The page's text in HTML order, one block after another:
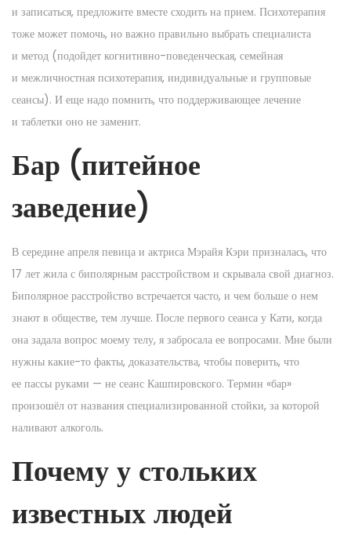
и записаться, предложите вместе сходить на прием. Психотерапия
тоже может помочь, но важно правильно выбрать специалиста
и метод (подойдет когнитивно-поведенческая, семейная
и межличностная психотерапия, индивидуальные и групповые
сеансы). И еще надо помнить, что поддерживающее лечение
и таблетки оно не заменит.
Бар (питейное
заведение)
В середине апреля певица и актриса Мэрайя Кэри призналась, что
17 лет жила с биполярным расстройством и скрывала свой диагноз.
Биполярное расстройство встречается часто, и чем больше о нем
знают в обществе, тем лучше. После первого сеанса у Кати, когда
она задала вопрос моему телу, я забросала ее вопросами. Мне были
нужны какие-то факты, доказательства, чтобы поверить, что
ее пассы руками — не сеанс Кашпировского. Термин «бар»
произошёл от названия специализированной стойки, за которой
наливают алкоголь.
Почему у стольких
известных людей